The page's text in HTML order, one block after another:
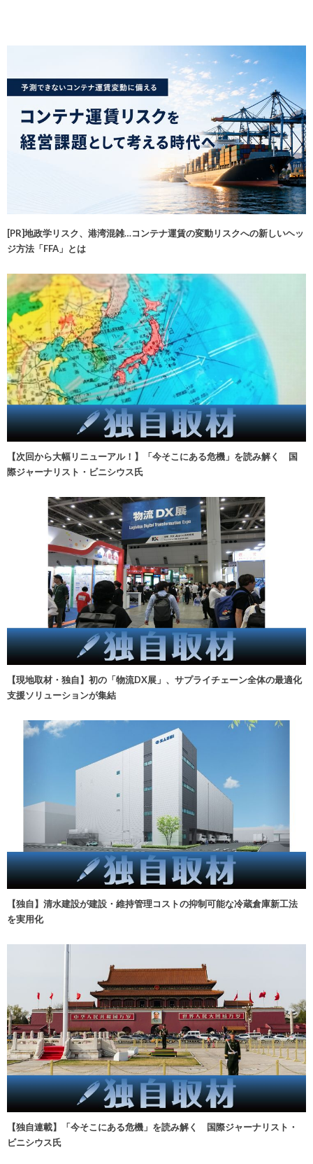
[PR]地政学リスク、港湾混雑…コンテナ運賃の変動リスクへの新しいヘッ
ジ方法「FFA」とは
【次回から大幅リニューアル！】「今そこにある危機」を読み解く 国
際ジャーナリスト・ビニシウス氏
【現地取材・独自】初の「物流DX展」、サプライチェーン全体の最適化
支援ソリューションが集結
【独自】清水建設が建設・維持管理コストの抑制可能な冷蔵倉庫新工法
を実用化
【独自連載】「今そこにある危機」を読み解く 国際ジャーナリスト・
ビニシウス氏